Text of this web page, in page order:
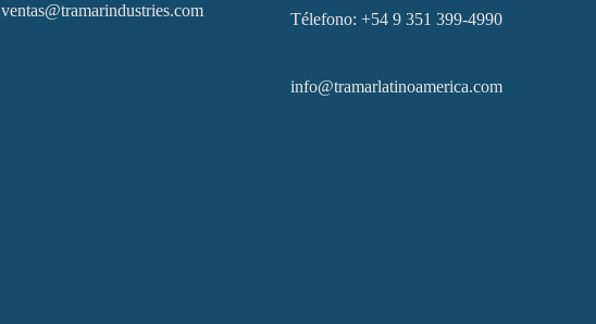
ventas@tramarindustries.com Télefono: +54 9 351 399-4990
info@tramarlatinoamerica.com